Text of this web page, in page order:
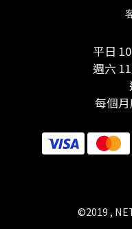
平日
週六
每個
©2019 ,